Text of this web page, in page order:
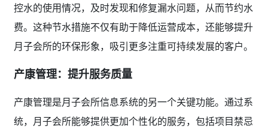
控水的使用情况，及时发现和修复漏水问题，从而节约水
费。这种节水措施不仅有助于降低运营成本，还能够提升
月子会所的环保形象，吸引更多注重可持续发展的客户。
产康管理：提升服务质量
产康管理是月子会所信息系统的另一个关键功能。通过系
统，月子会所能够提供更加个性化的服务，包括项目禁忌